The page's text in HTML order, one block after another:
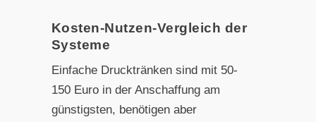
Kosten-Nutzen-Vergleich der
Systeme
Einfache Drucktränken sind mit 50-
150 Euro in der Anschaffung am
günstigsten, benötigen aber